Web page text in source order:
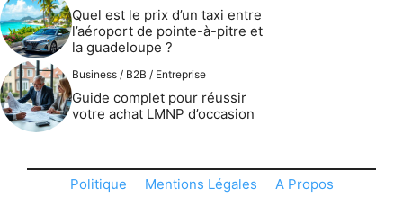
Quel est le prix d’un taxi entre
l’aéroport de pointe-à-pitre et
la guadeloupe ?
Business / B2B / Entreprise
Guide complet pour réussir
votre achat LMNP d’occasion
Politique Mentions Légales
A Propos